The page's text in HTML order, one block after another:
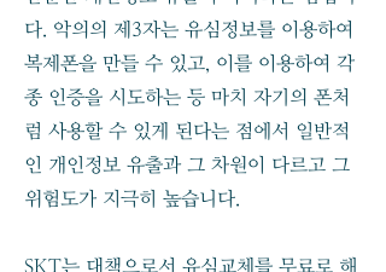
다. 악의의 제3자는 유심정보를 이용하여
복제폰을 만들 수 있고, 이를 이용하여 각
종 인증을 시도하는 등 마치 자기의 폰처
럼 사용할 수 있게 된다는 점에서 일반적
인 개인정보 유출과 그 차원이 다르고 그
위험도가 지극히 높습니다.
SKT는 대책으로서 유심교체를 무료로 해